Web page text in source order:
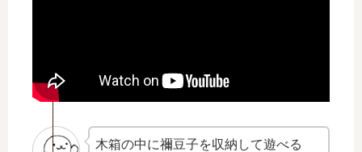
木箱の中に禰󠄀豆子を収納して遊べる